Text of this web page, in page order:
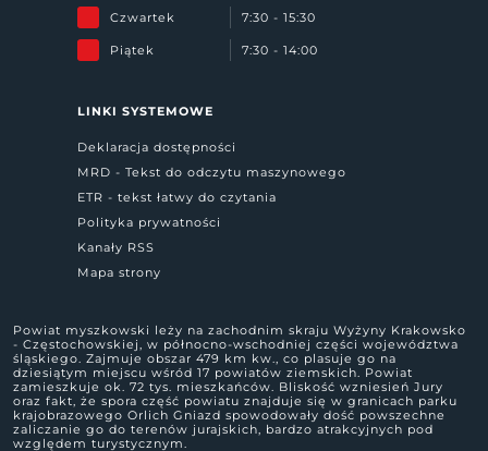
Czwartek 7:30 - 15:30
Piątek 7:30 - 14:00
LINKI SYSTEMOWE
Deklaracja dostępności
MRD - Tekst do odczytu maszynowego
ETR - tekst łatwy do czytania
Polityka prywatności
Kanały RSS
Mapa strony
Powiat myszkowski leży na zachodnim skraju Wyżyny Krakowsko
- Częstochowskiej, w północno-wschodniej części województwa
śląskiego. Zajmuje obszar 479 km kw., co plasuje go na
dziesiątym miejscu wśród 17 powiatów ziemskich. Powiat
zamieszkuje ok. 72 tys. mieszkańców. Bliskość wzniesień Jury
oraz fakt, że spora część powiatu znajduje się w granicach parku
krajobrazowego Orlich Gniazd spowodowały dość powszechne
zaliczanie go do terenów jurajskich, bardzo atrakcyjnych pod
względem turystycznym.